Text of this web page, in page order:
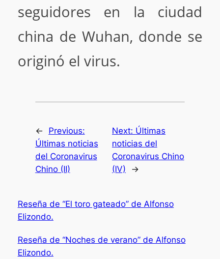
seguidores en la ciudad
china de Wuhan, donde se
originó el virus.
←
Previous:
Últimas noticias
del Coronavirus
Chino (II)
Next: Últimas
noticias del
Coronavirus Chino
(IV)
→
Reseña de “El toro gateado” de Alfonso
Elizondo.
Reseña de “Noches de verano” de Alfonso
Elizondo.